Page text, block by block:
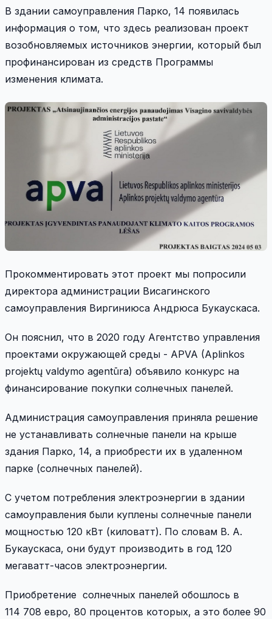
В здании самоуправления Парко, 14 появилась
информация о том, что здесь реализован проект
возобновляемых источников энергии, который был
профинансирован из средств Программы
изменения климата.
Прокомментировать этот проект мы попросили
директора администрации Висагинского
самоуправления Виргиниюса Андрюса Букаускаса.
Он пояснил, что в 2020 году Агентство управления
проектами окружающей среды - APVA (Aplinkos
projektų valdymo agentūra) объявило конкурс на
финансирование покупки солнечных панелей.
Администрация самоуправления приняла решение
не устанавливать солнечные панели на крыше
здания Парко, 14, а приобрести их в удаленном
парке (солнечных панелей).
С учетом потребления электроэнергии в здании
самоуправления были куплены солнечные панели
мощностью 120 кВт (киловатт). По словам В. А.
Букаускаса, они будут производить в год 120
мегаватт-часов электроэнергии.
Приобретение солнечных панелей обошлось в
114 708 евро, 80 процентов которых, а это более 90